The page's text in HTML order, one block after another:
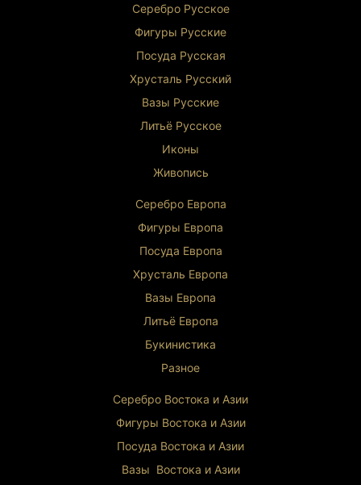
Духовная значимость: канонический образ
Коллекционная ценность: антиквариат
Эстетическая привлекательность
художественное исполнение
Серебро Русское
Фигуры Русские
Посуда Русская
Хрусталь Русский
Вазы Русские
Литьё Русское
Иконы
Живопись
Серебро Европа
Фигуры Европа
Посуда Европа
Хрусталь Европа
Вазы Европа
Литьё Европа
Букинистика
Разное
Серебро Востока и Азии
Фигуры Востока и Азии
Посуда Востока и Азии
Вазы Востока и Азии